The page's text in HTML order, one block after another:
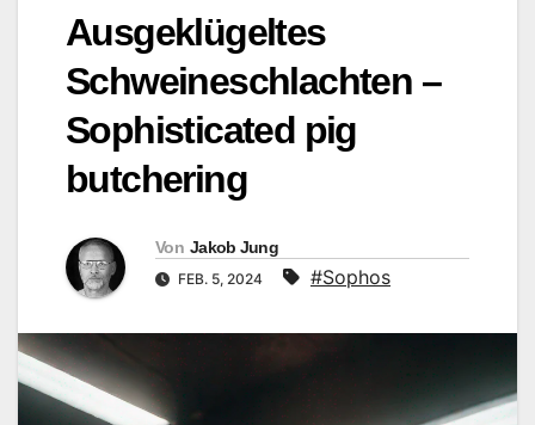
Ausgeklügeltes
Schweineschlachten –
Sophisticated pig
butchering
Von Jakob Jung
FEB. 5, 2024 #Sophos